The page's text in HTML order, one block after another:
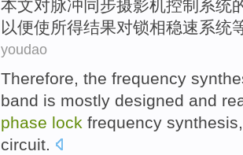
本文对脉冲同步摄影机控制系统
以便使所得结果对锁相稳速系统
youdao
Therefore, the frequency
band is mostly designed and
phase lock frequency synthesis
circuit.